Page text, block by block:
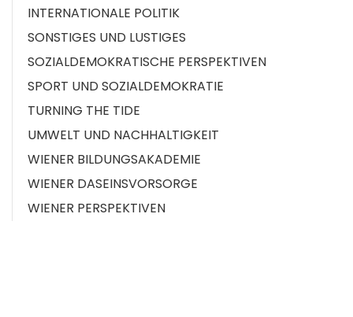
INTERNATIONALE POLITIK
SONSTIGES UND LUSTIGES
SOZIALDEMOKRATISCHE PERSPEKTIVEN
SPORT UND SOZIALDEMOKRATIE
TURNING THE TIDE
UMWELT UND NACHHALTIGKEIT
WIENER BILDUNGSAKADEMIE
WIENER DASEINSVORSORGE
WIENER PERSPEKTIVEN